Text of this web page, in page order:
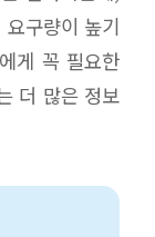
구량이 높기
게 꼭 필요한
더 많은 정보